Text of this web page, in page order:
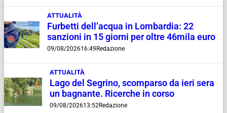
ATTUALITÀ
Furbetti dell’acqua in Lombardia: 22
sanzioni in 15 giorni per oltre 46mila euro
09/08/202616:49 Redazione
ATTUALITÀ
Lago del Segrino, scomparso da ieri sera
un bagnante. Ricerche in corso
09/08/202613:52Redazione